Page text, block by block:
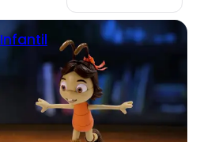
Infantil